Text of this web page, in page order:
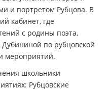
и портретом Рубцова. В
кабинет, где
с родины поэта,
по рубцовской
мероприятий.
школьники
Рубцовские